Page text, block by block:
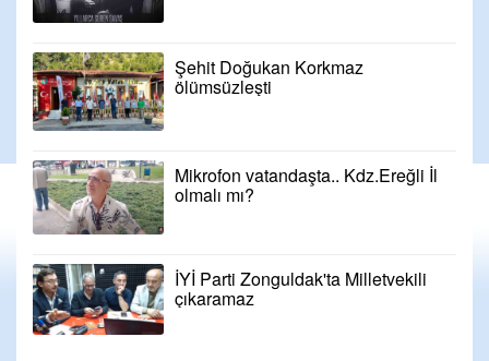
Şehit Doğukan Korkmaz
ölümsüzleşti
Mikrofon vatandaşta.. Kdz.Ereğli İl
olmalı mı?
İYİ Parti Zonguldak'ta Milletvekili
çıkaramaz